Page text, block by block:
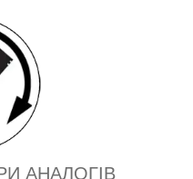
АНАЛОГІВ